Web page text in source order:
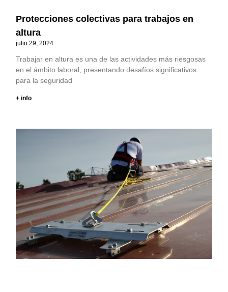
Protecciones colectivas para trabajos en
altura
julio 29, 2024
Trabajar en altura es una de las actividades más riesgosas
en el ámbito laboral, presentando desafíos significativos
para la seguridad
+ info